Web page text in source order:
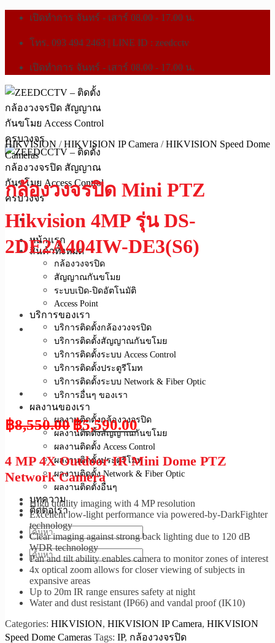
เปิดทำการ จันทร์ - เสาร์ 08.00 - 17.00 น.
โทร. 093 494 2463 | LINE ID : zeedcctv
เปิดทำการ จันทร์ - เสาร์ 08.00 - 17.00 น.
หน้าแรก
สินค้าทั้งหมด
กล้องวงจรปิด
สัญญาณกันขโมย
ระบบเปิด-ปิดอัตโนมัติ
Access Point
บริการของเรา
บริการติดตั้งกล้องวงจรปิด
บริการติดตั้งสัญญาณกันขโมย
บริการติดตั้งระบบ Access Control
บริการติดตั้งประตูรีโมท
บริการติดตั้งระบบ Network & Fiber Optic
บริการอื่นๆ ของเรา
ผลงานของเรา
ผลงานติดตั้งกล้องวงจรปิด
ผลงานติดตั้งสัญญาณกันขโมย
ผลงานติดตั้ง Access Control
ผลงานติดตั้งประตูรีโมท
ผลงานติดตั้ง Network & Fiber Optic
ผลงานติดตั้งอื่นๆ
บทความ
ติดต่อเรา
HIKVISION / HIKVISION IP Camera / HIKVISION Speed Dome
Cameras
กล้องวงจรปิด Mini PTZ
Hikvision 4MP รุ่น DS-
2DE2A404IW-DE3(S6)
฿8,550.00฿5,590.00
4 MP 4X Outdoor IR Mini Dome PTZ
Network Camera
High quality imaging with 4 MP resolution
Excellent low-light performance via powered-by-DarkFighter
technology
Clear imaging against strong back lighting due to 120 dB
WDR technology
Pan and tilt ability enables camera to monitor zones of interest
4x optical zoom allows for closer viewing of subjects in
expansive areas
Up to 20m IR range ensures safety at night
Water and dust resistant (IP66) and vandal proof (IK10)
Categories: HIKVISION, HIKVISION IP Camera, HIKVISION
Speed Dome Cameras Tags: IP, กล้องวงจรปิด